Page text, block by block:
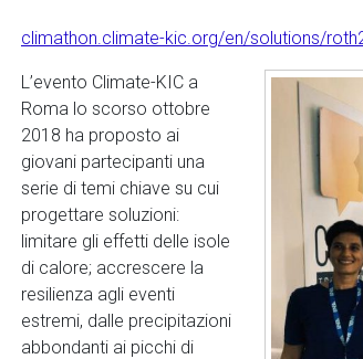
climathon.climate-kic.org/en/solutions/
L’evento Climate-KIC a
Roma lo scorso ottobre
2018 ha proposto ai
giovani partecipanti una
serie di temi chiave su cui
progettare soluzioni:
limitare gli effetti delle isole
di calore; accrescere la
resilienza agli eventi
estremi, dalle precipitazioni
abbondanti ai picchi di